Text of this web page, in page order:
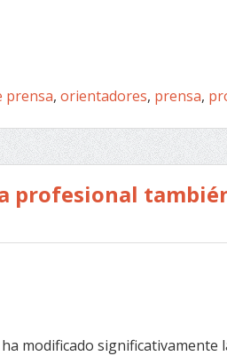
prensa, orientadores, prensa,
profesional
modificado significativamente